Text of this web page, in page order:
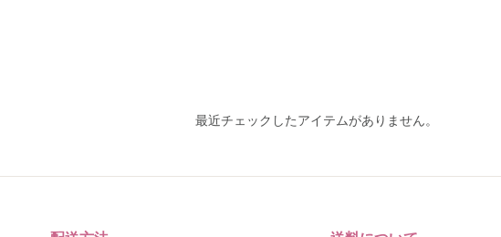
最近チェックしたアイテムがありません。